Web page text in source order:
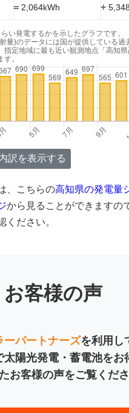
=2,064kWh +
い発電するかを示したグラフです。
量)のデータには国が提供している過
指定地域に最も近い観測地点「高知
。
訳を表示する
、こちらの高知県の発電量
から見ることができますの
ください。
お客様の声
ーパートナーズを利用し
太陽光発電・蓄電池をお
お客様の声をご覧くだ